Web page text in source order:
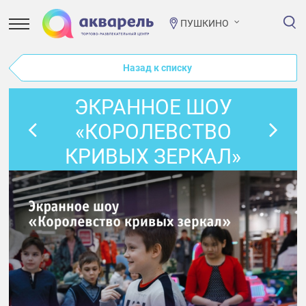
ПУШКИНО
Назад к списку
ЭКРАННОЕ ШОУ
«КОРОЛЕВСТВО
КРИВЫХ ЗЕРКАЛ»